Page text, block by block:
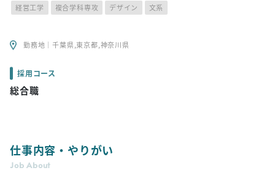
経営工学
複合学科専攻 デザイン 文系
勤務地｜千葉県,東京都,神奈川県
採用コース
総合職
仕事内容・やりがい
Job About